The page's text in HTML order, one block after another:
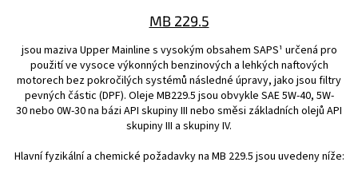
MB 229.5
jsou maziva Upper Mainline s vysokým obsahem SAPS¹ určená pro
použití ve vysoce výkonných benzinových a lehkých naftových
motorech bez pokročilých systémů následné úpravy, jako jsou filtry
pevných částic (DPF). Oleje MB229.5 jsou obvykle SAE 5W-40, 5W-
30 nebo 0W-30 na bázi API skupiny III nebo směsi základních olejů API
skupiny III a skupiny IV.
Hlavní fyzikální a chemické požadavky na MB 229.5 jsou uvedeny níže: